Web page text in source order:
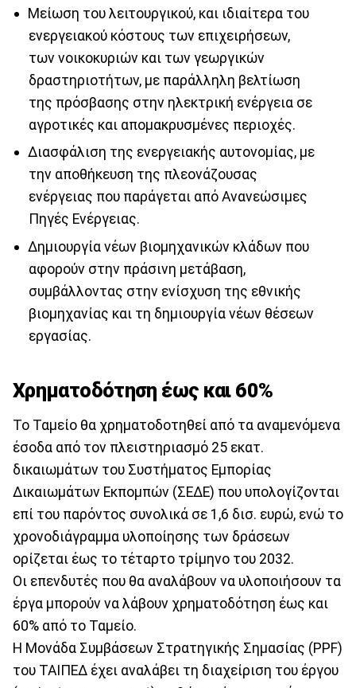
Μείωση του λειτουργικού, και ιδιαίτερα του
ενεργειακού κόστους των επιχειρήσεων,
των νοικοκυριών και των γεωργικών
δραστηριοτήτων, με παράλληλη βελτίωση
της πρόσβασης στην ηλεκτρική ενέργεια σε
αγροτικές και απομακρυσμένες περιοχές.
Διασφάλιση της ενεργειακής αυτονομίας, με
την αποθήκευση της πλεονάζουσας
ενέργειας που παράγεται από Ανανεώσιμες
Πηγές Ενέργειας.
Δημιουργία νέων βιομηχανικών κλάδων που
αφορούν στην πράσινη μετάβαση,
συμβάλλοντας στην ενίσχυση της εθνικής
βιομηχανίας και τη δημιουργία νέων θέσεων
εργασίας.
Χρηματοδότηση έως και 60%
Το Ταμείο θα χρηματοδοτηθεί από τα αναμενόμενα
έσοδα από τον πλειστηριασμό 25 εκατ.
δικαιωμάτων του Συστήματος Εμπορίας
Δικαιωμάτων Εκπομπών (ΣΕΔΕ) που υπολογίζονται
επί του παρόντος συνολικά σε 1,6 δισ. ευρώ, ενώ το
χρονοδιάγραμμα υλοποίησης των δράσεων
ορίζεται έως το τέταρτο τρίμηνο του 2032.
Οι επενδυτές που θα αναλάβουν να υλοποιήσουν τα
έργα μπορούν να λάβουν χρηματοδότηση έως και
60% από το Ταμείο.
H Μονάδα Συμβάσεων Στρατηγικής Σημασίας (PPF)
του ΤΑΙΠΕΔ έχει αναλάβει τη διαχείριση του έργου